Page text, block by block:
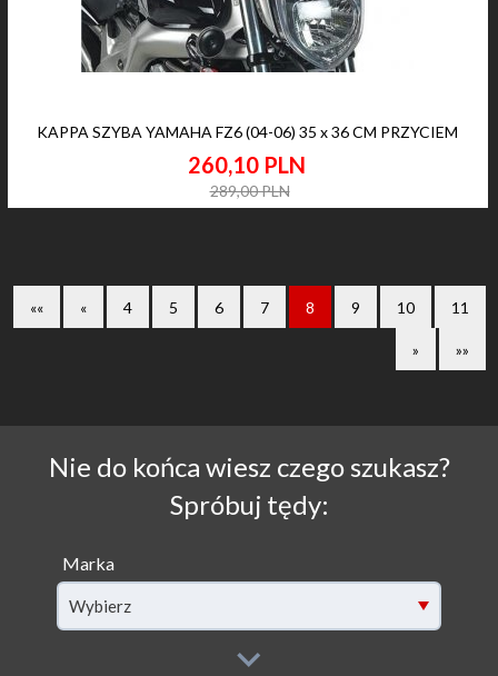
KAPPA SZYBA YAMAHA FZ6 (04-06) 35 x 36 CM PRZYCIEM
260,10 PLN
289,00 PLN
«« « 4 5 6 7 8 9 10 11
» »»
Nie do końca wiesz czego szukasz?
Spróbuj tędy:
Marka
Wybierz